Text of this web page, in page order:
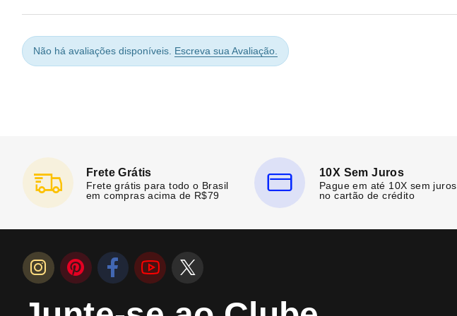
Não há avaliações disponíveis. Escreva sua Avaliação.
Frete Grátis
Frete grátis para todo o Brasil
em compras acima de R$79
10X Sem Juros
Pague em até 10X sem juros
no cartão de crédito